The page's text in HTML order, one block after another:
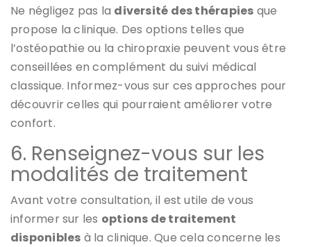
Ne négligez pas la diversité des thérapies que
propose la clinique. Des options telles que
l’ostéopathie ou la chiropraxie peuvent vous être
conseillées en complément du suivi médical
classique. Informez-vous sur ces approches pour
découvrir celles qui pourraient améliorer votre
confort.
6. Renseignez-vous sur les
modalités de traitement
Avant votre consultation, il est utile de vous
informer sur les options de traitement
disponibles à la clinique. Que cela concerne les